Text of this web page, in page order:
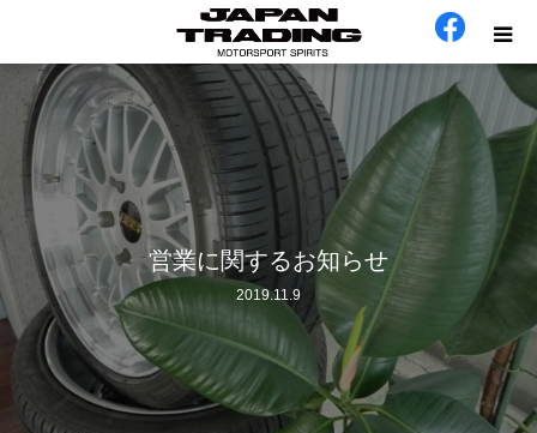
営業に関するお知らせ
2019.11.9
ホーム
在庫車
会社概要
カテゴリー
工場日誌